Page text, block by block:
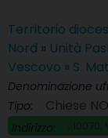
Territorio
Nord » Unità
Vescovo » S.
Denominazione
Tipo: Chiese
Indirizzo: